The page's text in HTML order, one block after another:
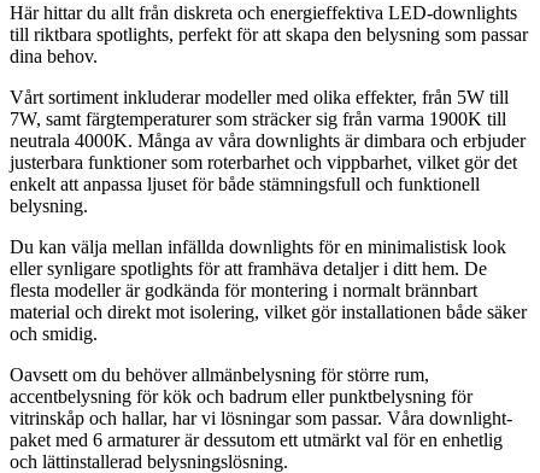
Här hittar du allt från diskreta och energieffektiva LED-downlights
till riktbara spotlights, perfekt för att skapa den belysning som passar
dina behov.
Vårt sortiment inkluderar modeller med olika effekter, från 5W till
7W, samt färgtemperaturer som sträcker sig från varma 1900K till
neutrala 4000K. Många av våra downlights är dimbara och erbjuder
justerbara funktioner som roterbarhet och vippbarhet, vilket gör det
enkelt att anpassa ljuset för både stämningsfull och funktionell
belysning.
Du kan välja mellan infällda downlights för en minimalistisk look
eller synligare spotlights för att framhäva detaljer i ditt hem. De
flesta modeller är godkända för montering i normalt brännbart
material och direkt mot isolering, vilket gör installationen både säker
och smidig.
Oavsett om du behöver allmänbelysning för större rum,
accentbelysning för kök och badrum eller punktbelysning för
vitrinskåp och hallar, har vi lösningar som passar. Våra downlight-
paket med 6 armaturer är dessutom ett utmärkt val för en enhetlig
och lättinstallerad belysningslösning.